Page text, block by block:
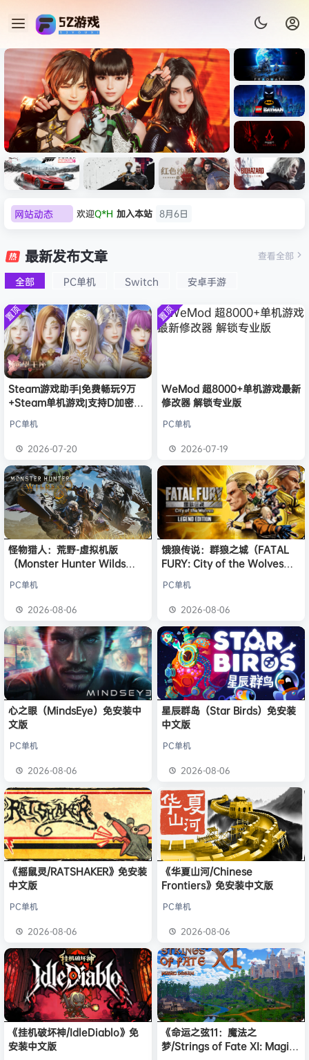
虚拟机版/Assassin’s Creed
HYPERVISOR》免安装中文
版
《识质存
在/PRAG
MATA》
免安装中
文版
《乐高蝙
蝠侠：黑
暗骑士之
Dark
Creed
拟机
速：地平
线
6（Forza
Horizon
6）免安装
中文版
心/Atomi
c
Heart》
文版
n Desert
HYPERVI
SOR）免
安装中文
版
9：安魂
Requiem
）免安装
中文版
网站动态
欢迎e******i 加入本站 8月6日
欢迎普洱
欢迎c***s 加入本站
8月6日
欢迎V****y 加入本站 8月6日
欢迎j***j 加入本站
8月6日
欢迎1******4 加入本站
l***g 签到获取
w******g 签到获取
欢迎w******g 加入本站 8月4日
欢迎D****Z 加入本站 13小时前
15小时前
43 点积分 16小时前
最新发布文章
全部 PC单机 Switch 安卓手游
查看全部
置顶
Steam游戏助手|免费畅玩9万
+Steam单机游戏|支持D加密以
PC单机
2026-07-20
置顶
WeMod 超8000+单机游戏最新
修改器 解锁专业版
PC单机
2026-07-19
怪物猎人：荒野-虚拟机版
（Monster Hunter Wilds
PC单机
2026-08-06
饿狼传说：群狼之城（FATAL
FURY: City of the Wolves）
PC单机
2026-08-06
心之眼（MindsEye）免安装中
文版
PC单机
2026-08-06
星辰群岛（Star Birds）免安装
中文版
PC单机
2026-08-06
《摇鼠灵/RATSHAKER》免安装
中文版
PC单机
2026-08-06
《华夏山河/Chinese
Frontiers》免安装中文版
PC单机
2026-08-06
《挂机破坏神/IdleDiablo》免
安装中文版
《命运之弦11：魔法之
梦/Strings of Fate XI: Magic